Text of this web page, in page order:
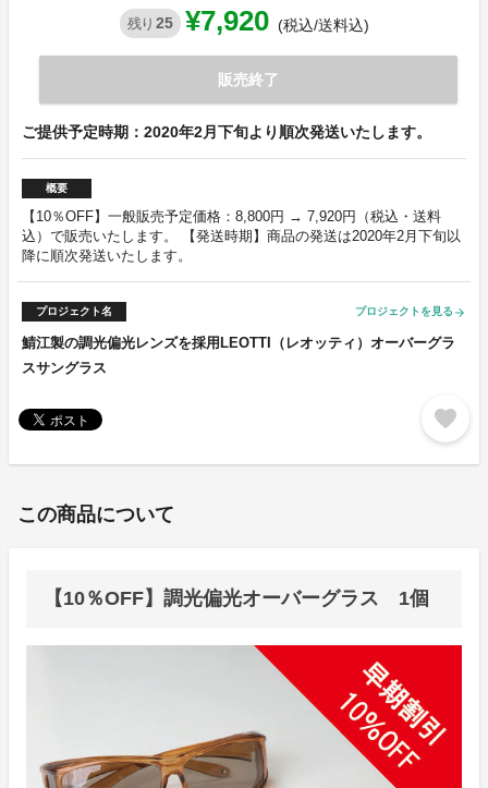
残り 25 ¥7,920 (税込/送料込)
販売終了
ご提供予定時期：2020年2月下旬より順次発送いたします。
概要
【10％OFF】一般販売予定価格：8,800円 → 7,920円（税込・送料
込）で販売いたします。 【発送時期】商品の発送は2020年2月下旬以
降に順次発送いたします。
プロジェクト名 プロジェクトを見る arrow_forward
鯖江製の調光偏光レンズを採用LEOTTI（レオッティ）オーバーグラ
スサングラス
favorite
この商品について
【10％OFF】調光偏光オーバーグラス 1個